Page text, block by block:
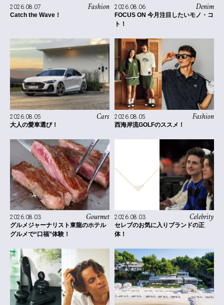
Fashion
2026.08.07
Catch the Wave！
Denim
2026.08.06
FOCUS ON 今月注目したいモノ・コ
ト！
Cars
2026.08.05
大人の愛車選び！
Fashion
2026.08.05
西海岸流GOLFのススメ！
Gourmet
2026.08.03
グルメジャーナリスト東龍のホテル
グルメで“口福”体験！
Celebrity
2026.08.03
セレブのお気に入りブランドの正
体！